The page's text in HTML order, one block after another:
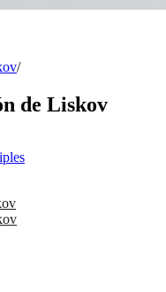
/
de Liskov